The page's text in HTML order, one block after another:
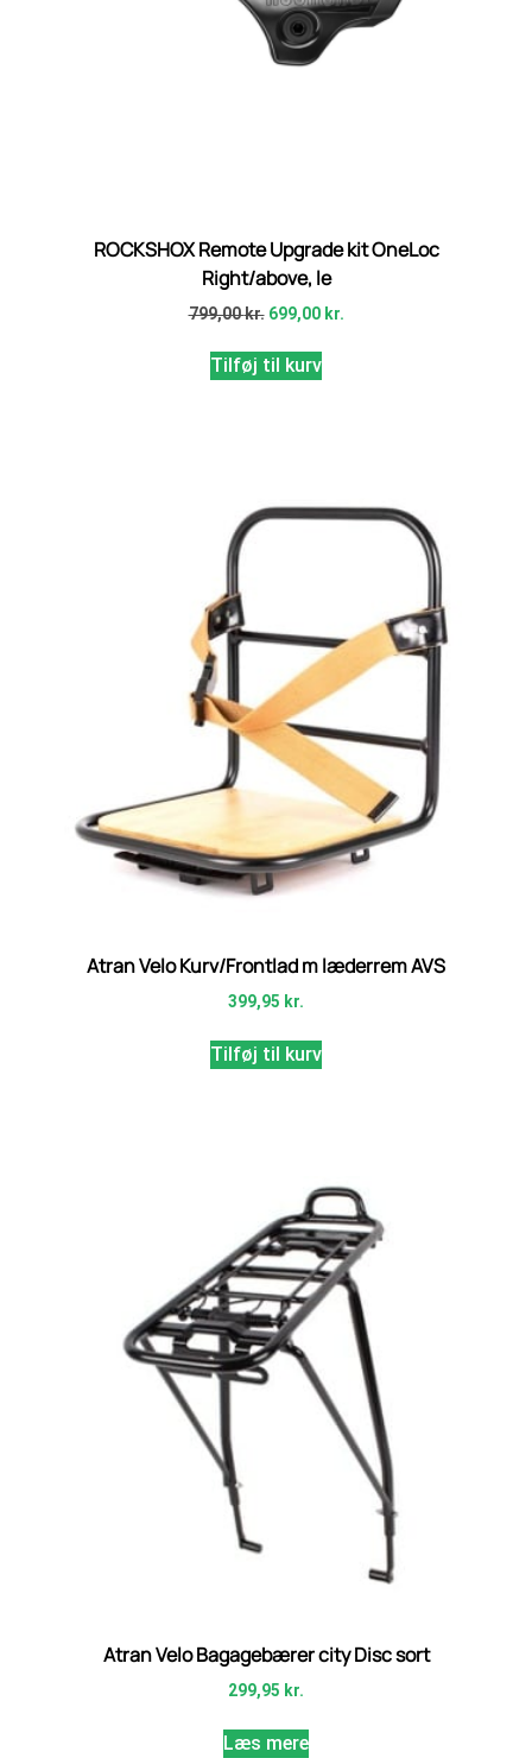
ROCKSHOX Remote Upgrade kit OneLoc
Right/above, le
799,00kr. 699,00 kr.
Tilføj til kurv
Atran Velo Kurv/Frontlad m læderrem AVS
399,95 kr.
Tilføj til kurv
Atran Velo Bagagebærer city Disc sort
299,95 kr.
Læs mere